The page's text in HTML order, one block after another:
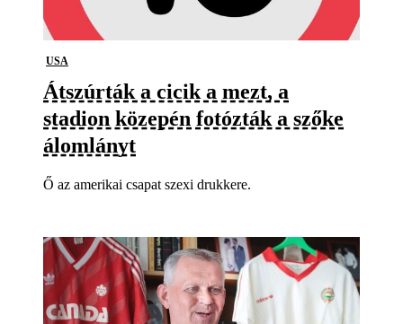
USA
Átszúrták a cicik a mezt, a
stadion közepén fotózták a szőke
álomlányt
Ő az amerikai csapat szexi drukkere.